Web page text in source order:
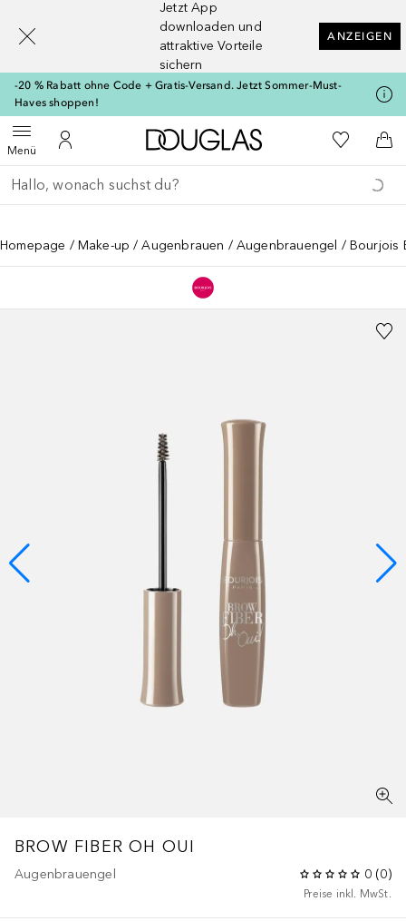
Jetzt App
downloaden und
attraktive Vorteile
sichern
ANZEIGEN
-20 % Rabatt ohne Code + Gratis-Versand. Jetzt Sommer-Must-
Haves shoppen!
MenüMenü öffnenZu Meinem Kundenkonto
Zur Douglas Startseite
Zu Meiner
Gehe zurück
Suche ausführen
Homepage Make-up Augenbrauen Augenbrauengel Bourjois
BROW FIBER OH OUI
Augenbrauengel 0 (0)
Preise inkl. MwSt.
[navigation.slideout.screenreader]